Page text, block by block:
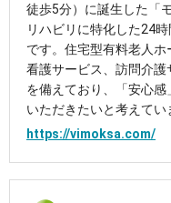
徒歩5分）に誕生した「
リハビリに特化した24
です。住宅型有料老人
看護サービス、訪問介
を備えており、「安心
いただきたいと考えてい
https://vimoksa.com/